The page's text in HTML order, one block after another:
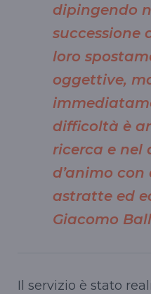
dipingendo
successione
loro
oggettive,
difficoltà è
ricerca e nel
d’animo
astratte ed
Giacomo
Il servizio è stato